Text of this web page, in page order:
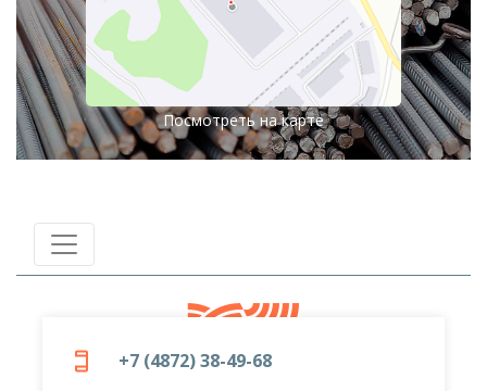
Посмотреть на карте
+7 (4872) 38-49-68